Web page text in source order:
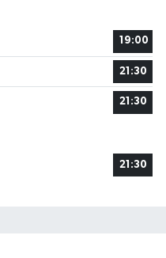
19:00
21:30
21:30
21:30